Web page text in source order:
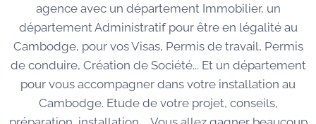
agence avec un département Immobilier, un
département Administratif pour être en légalité au
Cambodge, pour vos Visas, Permis de travail, Permis
de conduire, Création de Société... Et un département
pour vous accompagner dans votre installation au
Cambodge. Etude de votre projet, conseils,